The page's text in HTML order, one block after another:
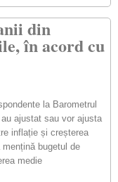
din
în acord cu
la Barometrul
ajustat sau vor ajusta
inflație și creșterea
bugetul de
medie